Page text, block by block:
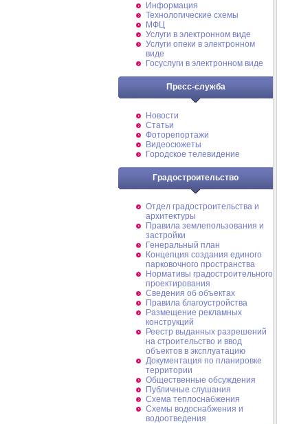
Информация
Технологические схемы
МФЦ
Услуги в электронном виде
Услуги опеки в электронном
виде
Госуслуги в электронном виде
Пресс-служба
Новости
Статьи
Фоторепортажи
Видеосюжеты
Городское телевидение
Градостроительство
Отдел градостроительства и
архитектуры
Правила землепользования и
застройки
Генеральный план
Концепция создания единого
парковочного пространства
Нормативы градостроительного
проектирования
Сведения об объектах
Правила благоустройства
Размещение рекламных
конструкций
Реестр выданных разрешений
на строительство и ввод
объектов в эксплуатацию
Документация по планировке
территории
Общественные обсуждения
Публичные слушания
Схема теплоснабжения
Схемы водоснабжения и
водоотведения